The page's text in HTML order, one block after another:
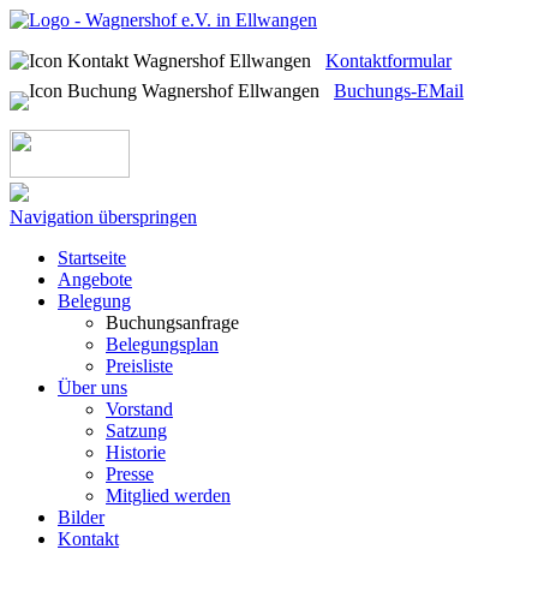
Kontaktformular
Buchungs-EMail
Navigation überspringen
Startseite
Angebote
Belegung
Buchungsanfrage
Belegungsplan
Preisliste
Über uns
Vorstand
Satzung
Historie
Presse
Mitglied werden
Bilder
Kontakt